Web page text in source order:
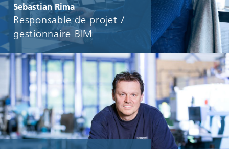
Sebastian Rima
Responsable de projet /
gestionnaire BIM